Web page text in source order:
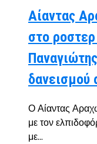
Αίαντας
στο
δανεισμού
Ο Αίαντας
με τον
με...